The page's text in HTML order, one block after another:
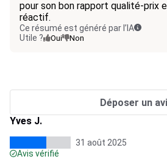
pour son bon rapport qualité-prix
réactif.
Ce résumé est généré par l’IA
Utile ?
Oui Non
Déposer un
Yves J.
31 août 2025
Avis vérifié